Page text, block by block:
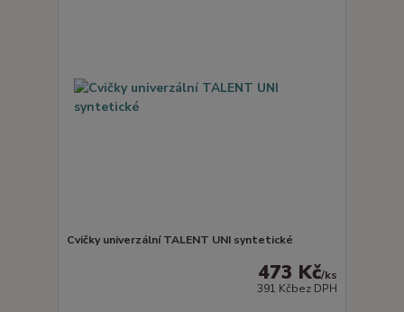
Cvičky univerzální TALENT UNI syntetické
473 Kč/ks
391 Kčbez DPH